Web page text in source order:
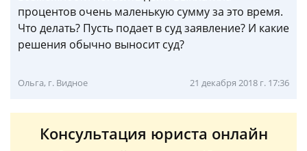
процентов очень маленькую сумму за это время.
Что делать? Пусть подает в суд заявление? И какие
решения обычно выносит суд?
Ольга, г. Видное 21 декабря 2018 г. 17:36
Консультация юриста онлайн